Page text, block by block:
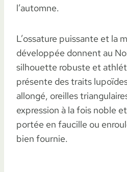
l’automne.
L’ossature puissante et la
développée donnent au
silhouette robuste et
présente des traits
allongé, oreilles
expression à la fois noble
portée en faucille ou
bien fournie.